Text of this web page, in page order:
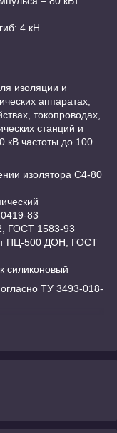
4 кН
изоляции и
аппаратах,
токопроводах,
станций и
кВ частоты до 100
изолятора С4-80
83
ГОСТ 1583-93
ПЦ-500 ДОН, ГОСТ
силиконовый
ТУ 3493-018-